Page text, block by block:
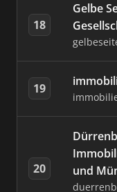
18
Gelbe
19
20
und